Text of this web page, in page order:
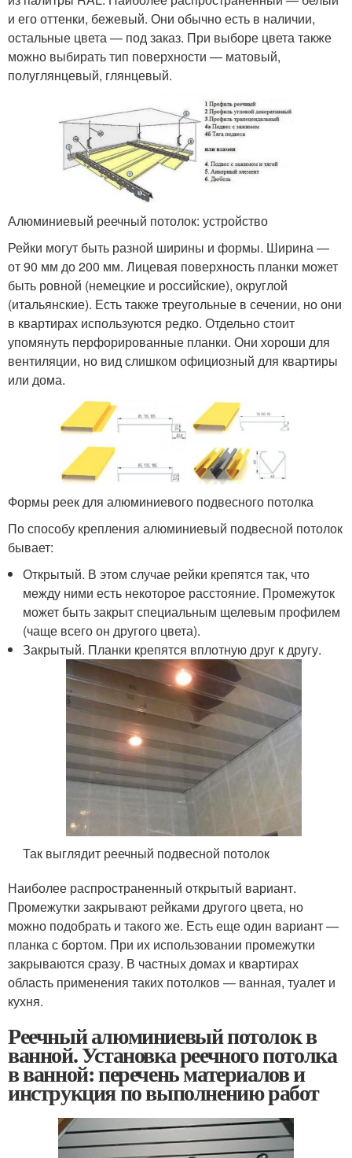
и его оттенки, бежевый. Они обычно есть в наличии,
остальные цвета — под заказ. При выборе цвета также
можно выбирать тип поверхности — матовый,
полуглянцевый, глянцевый.
Алюминиевый реечный потолок: устройство
Рейки могут быть разной ширины и формы. Ширина —
от 90 мм до 200 мм. Лицевая поверхность планки может
быть ровной (немецкие и российские), округлой
(итальянские). Есть также треугольные в сечении, но они
в квартирах используются редко. Отдельно стоит
упомянуть перфорированные планки. Они хороши для
вентиляции, но вид слишком официозный для квартиры
или дома.
Формы реек для алюминиевого подвесного потолка
По способу крепления алюминиевый подвесной потолок
бывает:
Открытый. В этом случае рейки крепятся так, что
между ними есть некоторое расстояние. Промежуток
может быть закрыт специальным щелевым профилем
(чаще всего он другого цвета).
Закрытый. Планки крепятся вплотную друг к другу.
Так выглядит реечный подвесной потолок
Наиболее распространенный открытый вариант.
Промежутки закрывают рейками другого цвета, но
можно подобрать и такого же. Есть еще один вариант —
планка с бортом. При их использовании промежутки
закрываются сразу. В частных домах и квартирах
область применения таких потолков — ванная, туалет и
кухня.
Реечный алюминиевый потолок в
ванной. Установка реечного потолка
в ванной: перечень материалов и
инструкция по выполнению работ